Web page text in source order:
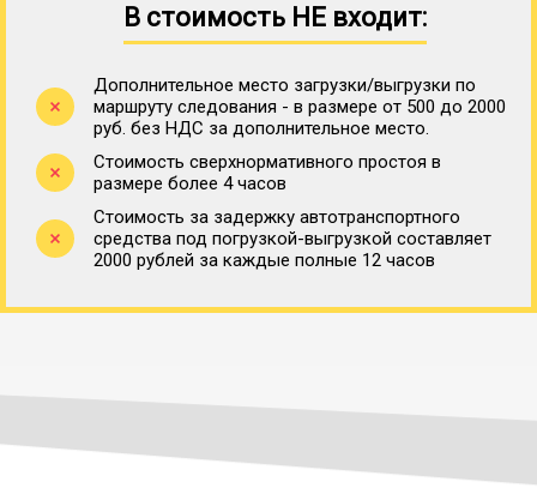
В стоимость НЕ входит:
Дополнительное место загрузки/выгрузки по
маршруту следования - в размере от 500 до 2000
руб. без НДС за дополнительное место.
Стоимость сверхнормативного простоя в
размере более 4 часов
Стоимость за задержку автотранспортного
средства под погрузкой-выгрузкой составляет
2000 рублей за каждые полные 12 часов